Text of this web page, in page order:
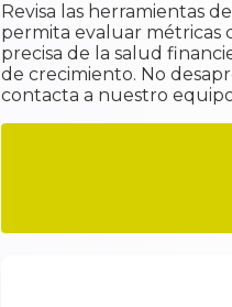
Revisa las herramientas
permita evaluar métricas
precisa de la salud
de crecimiento. No
contacta a nuestro